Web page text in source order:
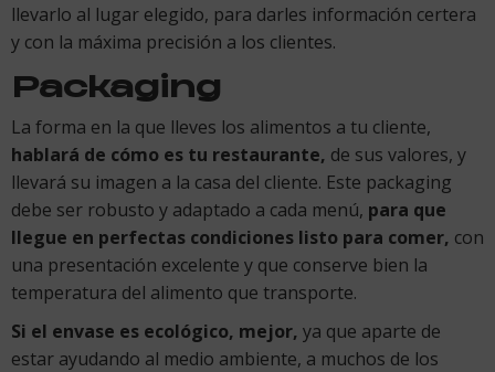
llevarlo al lugar elegido, para darles información certera
y con la máxima precisión a los clientes.
Packaging
La forma en la que lleves los alimentos a tu cliente,
hablará de cómo es tu restaurante, de sus valores, y
llevará su imagen a la casa del cliente. Este packaging
debe ser robusto y adaptado a cada menú, para que
llegue en perfectas condiciones listo para comer, con
una presentación excelente y que conserve bien la
temperatura del alimento que transporte.
Si el envase es ecológico, mejor, ya que aparte de
estar ayudando al medio ambiente, a muchos de los